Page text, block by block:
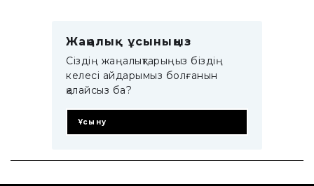
Жаңалық ұсыныңыз
Сіздің жаңалықтарыңыз біздің
келесі айдарымыз болғанын
қалайсыз ба?
Ұсыну